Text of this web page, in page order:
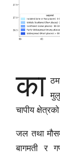
का
चापीय
जल तथा
बागमती र